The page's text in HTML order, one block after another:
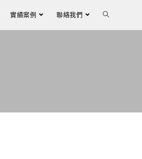
實績案例 聯絡我們